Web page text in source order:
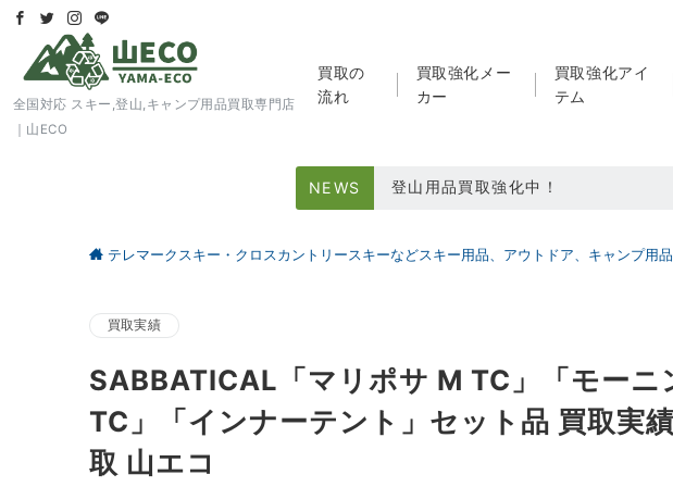
全国対応 スキー,登山,キャンプ用品買取専門店
｜山ECO
買取の
流れ
買取強化メー
カー
買取強化アイ
テム
NEWS 登山用品買取強化中！
大好評アウトドア用品LINE査定！利
テレマークスキー・クロスカントリースキーなどスキー用品、アウトドア、キャンプ用
買取実績
SABBATICAL「マリポサ M TC」「モーニ
TC」「インナーテント」セット品 買取実
取 山エコ